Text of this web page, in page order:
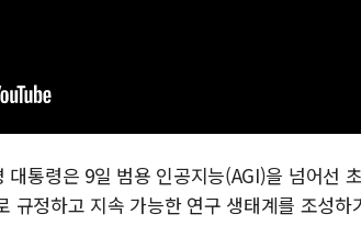
통령은 9일 범용 인공지능(AGI)을 넘어선
규정하고 지속 가능한 연구 생태계를 조성하